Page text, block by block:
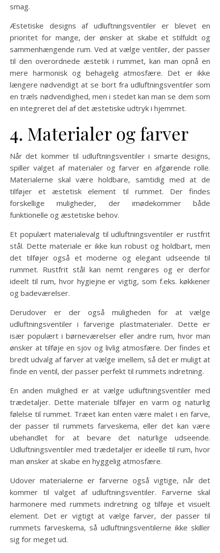
smag.
Æstetiske designs af udluftningsventiler er blevet en
prioritet for mange, der ønsker at skabe et stilfuldt og
sammenhængende rum. Ved at vælge ventiler, der passer
til den overordnede æstetik i rummet, kan man opnå en
mere harmonisk og behagelig atmosfære. Det er ikke
længere nødvendigt at se bort fra udluftningsventiler som
en træls nødvendighed, men i stedet kan man se dem som
en integreret del af det æstetiske udtryk i hjemmet.
4. Materialer og farver
Når det kommer til udluftningsventiler i smarte designs,
spiller valget af materialer og farver en afgørende rolle.
Materialerne skal være holdbare, samtidig med at de
tilføjer et æstetisk element til rummet. Der findes
forskellige muligheder, der imødekommer både
funktionelle og æstetiske behov.
Et populært materialevalg til udluftningsventiler er rustfrit
stål. Dette materiale er ikke kun robust og holdbart, men
det tilføjer også et moderne og elegant udseende til
rummet. Rustfrit stål kan nemt rengøres og er derfor
ideelt til rum, hvor hygiejne er vigtig, som f.eks. køkkener
og badeværelser.
Derudover er der også muligheden for at vælge
udluftningsventiler i farverige plastmaterialer. Dette er
især populært i børneværelser eller andre rum, hvor man
ønsker at tilføje en sjov og livlig atmosfære. Der findes et
bredt udvalg af farver at vælge imellem, så det er muligt at
finde en ventil, der passer perfekt til rummets indretning.
En anden mulighed er at vælge udluftningsventiler med
trædetaljer. Dette materiale tilføjer en varm og naturlig
følelse til rummet. Træet kan enten være malet i en farve,
der passer til rummets farveskema, eller det kan være
ubehandlet for at bevare det naturlige udseende.
Udluftningsventiler med trædetaljer er ideelle til rum, hvor
man ønsker at skabe en hyggelig atmosfære.
Udover materialerne er farverne også vigtige, når det
kommer til valget af udluftningsventiler. Farverne skal
harmonere med rummets indretning og tilføje et visuelt
element. Det er vigtigt at vælge farver, der passer til
rummets farveskema, så udluftningsventilerne ikke skiller
sig for meget ud.